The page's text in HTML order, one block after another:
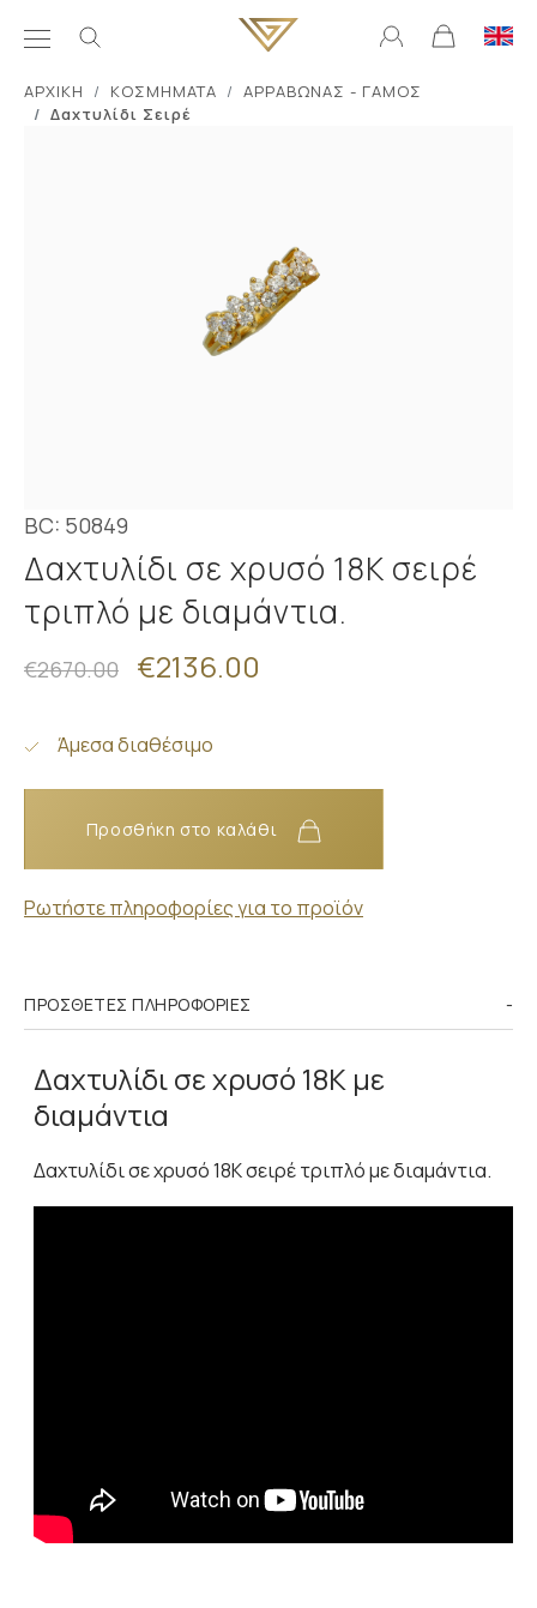
ΑΡΧΙΚΗ ΚΟΣΜΗΜΑΤΑ
ΑΡΡΑΒΩΝΑΣ - ΓΑΜΟΣ
Δαxτυλίδι Σειρέ
BC: 50849
Δαχτυλίδι σε χρυσό 18Κ σειρέ
τριπλό με διαμάντια.
€2670.00 €2136.00
Άμεσα διαθέσιμο
Προσθήκη στο καλάθι
Ρωτήστε πληροφορίες για το προϊόν
ΠΡΌΣΘΕΤΕΣ ΠΛΗΡΟΦΟΡΊΕΣ
Δαχτυλίδι σε χρυσό 18Κ με
διαμάντια
Δαχτυλίδι σε χρυσό 18Κ σειρέ τριπλό με διαμάντια.